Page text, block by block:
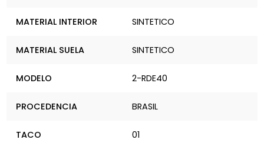
MATERIAL INTERIOR SINTETICO
MATERIAL SUELA SINTETICO
MODELO 2-RDE40
PROCEDENCIA BRASIL
TACO 01